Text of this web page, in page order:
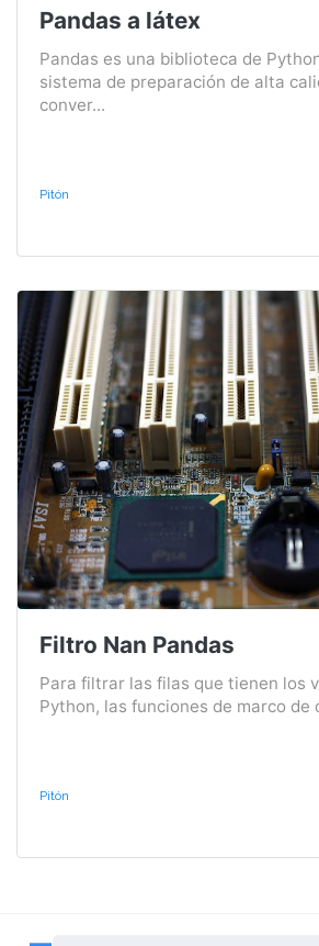
Pandas a látex
Pandas es una biblioteca de
sistema de preparación de alta
conver...
Pitón
Filtro Nan Pandas
Para filtrar las filas que tienen los
Python, las funciones de marco de
Pitón